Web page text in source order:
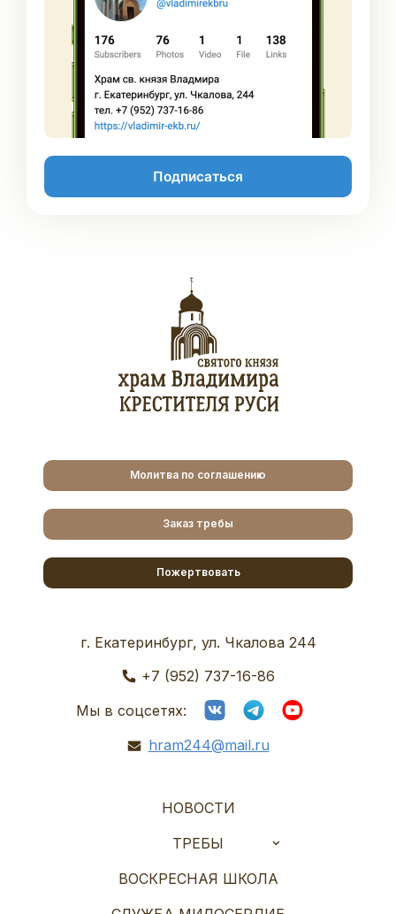
Подписаться
Молитва по соглашению
Заказ требы
Пожертвовать
г. Екатеринбург, ул. Чкалова 244
+7 (952) 737-16-86
Мы в соцсетях:
hram244@mail.ru
НОВОСТИ
ТРЕБЫ
ВОСКРЕСНАЯ ШКОЛА